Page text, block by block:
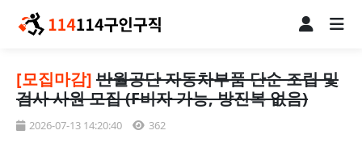
[모집마감] 반월공단 자동차부품 단순 조립 및
검사 사원 모집 (F비자 가능, 방진복 없음)
2026-07-13 14:20:40 362